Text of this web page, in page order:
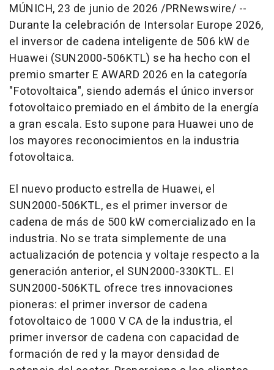
MÚNICH, 23 de junio de 2026 /PRNewswire/ --
Durante la celebración de Intersolar Europe 2026,
el inversor de cadena inteligente de 506 kW de
Huawei (SUN2000-506KTL) se ha hecho con el
premio smarter E AWARD 2026 en la categoría
"Fotovoltaica", siendo además el único inversor
fotovoltaico premiado en el ámbito de la energía
a gran escala. Esto supone para Huawei uno de
los mayores reconocimientos en la industria
fotovoltaica.
El nuevo producto estrella de Huawei, el
SUN2000-506KTL, es el primer inversor de
cadena de más de 500 kW comercializado en la
industria. No se trata simplemente de una
actualización de potencia y voltaje respecto a la
generación anterior, el SUN2000-330KTL. El
SUN2000-506KTL ofrece tres innovaciones
pioneras: el primer inversor de cadena
fotovoltaico de 1000 V CA de la industria, el
primer inversor de cadena con capacidad de
formación de red y la mayor densidad de